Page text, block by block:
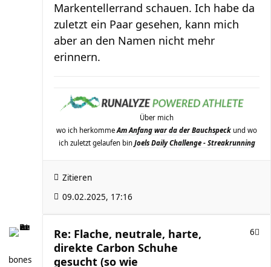
Markentellerrand schauen. Ich habe da
zuletzt ein Paar gesehen, kann mich
aber an den Namen nicht mehr
erinnern.
Über mich
wo ich herkomme Am Anfang war da der Bauchspeck und wo
ich zuletzt gelaufen bin Joels Daily Challenge - Streakrunning
Zitieren
09.02.2025, 17:16
bones
Re: Flache, neutrale, harte,
direkte Carbon Schuhe
gesucht (so wie
6